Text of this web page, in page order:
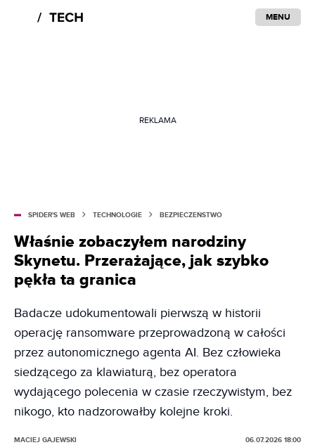
MENU
REKLAMA
SPIDER'S WEB TECHNOLOGIE BEZPIECZEŃSTWO
Właśnie zobaczyłem narodziny
Skynetu. Przerażające, jak szybko
pękła ta granica
Badacze udokumentowali pierwszą w historii
operację ransomware przeprowadzoną w całości
przez autonomicznego agenta AI. Bez człowieka
siedzącego za klawiaturą, bez operatora
wydającego polecenia w czasie rzeczywistym, bez
nikogo, kto nadzorowałby kolejne kroki.
MACIEJ GAJEWSKI 06.07.2026 18:00